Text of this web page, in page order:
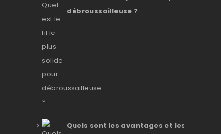
débroussailleuse ?
Quels sont les avantages et les